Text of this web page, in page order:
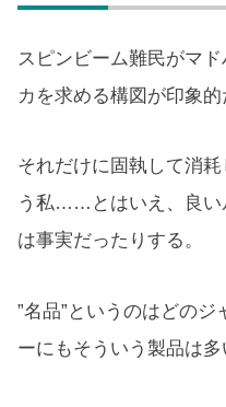
スピンビーム難民がマ
カを求める構図が印象
それだけに固執して消
う私……とはいえ、良い
は事実だったりする。
”名品”というのはどの
ーにもそういう製品は多